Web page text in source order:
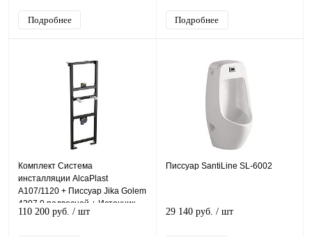
Подробнее Подробнее
Комплект Система
инсталляции AlcaPlast
A107/1120 + Писсуар Jika Golem
4307.0 подвесной + Источник
питания
110 200 руб. / шт
Писсуар SantiLine SL-6002
29 140 руб. / шт